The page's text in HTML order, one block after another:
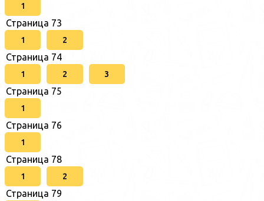
1
Страница 73
1 2
Страница 74
1 2 3
Страница 75
1
Страница 76
1
Страница 78
1 2
Страница 79